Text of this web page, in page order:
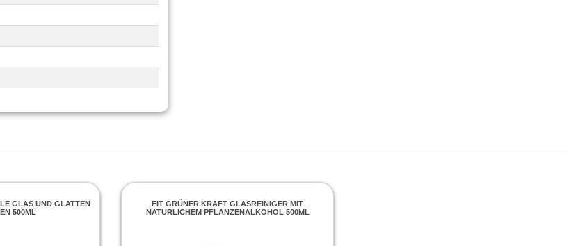
GLAS UND GLATTEN
500ML
FIT GRÜNER KRAFT GLASREINIGER MIT
NATÜRLICHEM PFLANZENALKOHOL 500ML